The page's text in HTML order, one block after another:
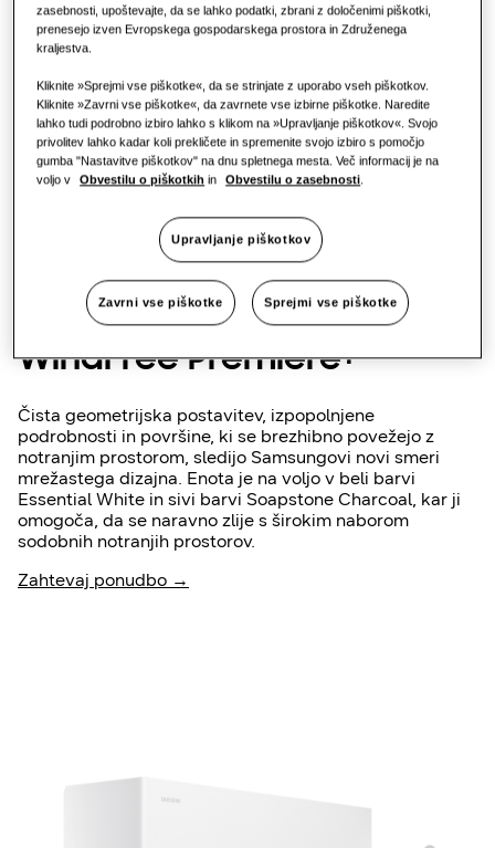
Ključne funkcije enote
WindFree Première+
Čista geometrijska postavitev, izpopolnjene
podrobnosti in površine, ki se brezhibno povežejo z
notranjim prostorom, sledijo Samsungovi novi smeri
mrežastega dizajna. Enota je na voljo v beli barvi
Essential White in sivi barvi Soapstone Charcoal, kar ji
omogoča, da se naravno zlije s širokim naborom
sodobnih notranjih prostorov.
Zahtevaj ponudbo →
zasebnosti, upoštevajte, da se lahko podatki, zbrani z določenimi piškotki,
prenesejo izven Evropskega gospodarskega prostora in Združenega
kraljestva.
Kliknite »Sprejmi vse piškotke«, da se strinjate z uporabo vseh piškotkov.
Kliknite »Zavrni vse piškotke«, da zavrnete vse izbirne piškotke. Naredite
lahko tudi podrobno izbiro lahko s klikom na »Upravljanje piškotkov«. Svojo
privolitev lahko kadar koli prekličete in spremenite svojo izbiro s pomočjo
gumba "Nastavitve piškotkov" na dnu spletnega mesta. Več informacij je na
voljo v
Obvestilu o piškotkih in Obvestilu o zasebnosti.
Upravljanje piškotkov
Zavrni vse piškotke Sprejmi vse piškotke